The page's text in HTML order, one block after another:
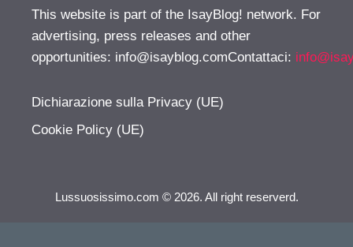
This website is part of the IsayBlog! network. For
advertising, press releases and other
opportunities: info@isayblog.comContattaci:
Dichiarazione sulla Privacy (UE)
Cookie Policy (UE)
Lussuosissimo.com © 2026. All right reserverd.